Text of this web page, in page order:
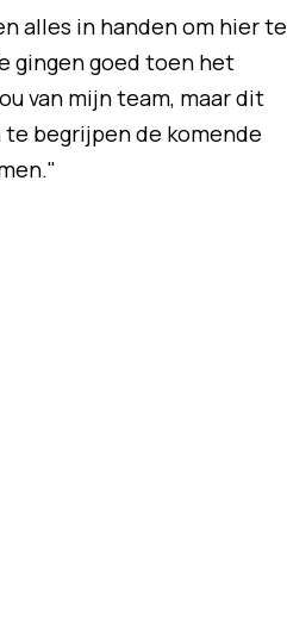
alles in handen om hier te
gingen goed toen het
van mijn team, maar dit
begrijpen de komende